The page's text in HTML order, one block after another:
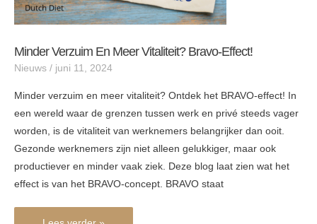
Minder Verzuim En Meer Vitaliteit? Bravo-Effect!
Nieuws / juni 11, 2024
Minder verzuim en meer vitaliteit? Ontdek het BRAVO-effect! In
een wereld waar de grenzen tussen werk en privé steeds vager
worden, is de vitaliteit van werknemers belangrijker dan ooit.
Gezonde werknemers zijn niet alleen gelukkiger, maar ook
productiever en minder vaak ziek. Deze blog laat zien wat het
effect is van het BRAVO-concept. BRAVO staat